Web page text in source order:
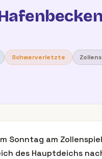
Schwerverletzte
Sonntag am
des Hauptdeichs